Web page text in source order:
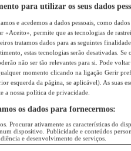
para utilizar os seus dados
e acedemos a dados pessoais, como
«Aceito», permite que as tecnologias de
tratamos dados para as seguintes
estas tecnologias serão desativadas. Se
não ser tão relevantes para si. Pode voltar
momento clicando na ligação Gerir
esquerda da página, se aplicável). As suas
a nossa política de privacidade.
os dados para fornecermos:
Procurar ativamente as características do
dispositivo. Publicidade e conteúdos
e desenvolvimento de serviços.